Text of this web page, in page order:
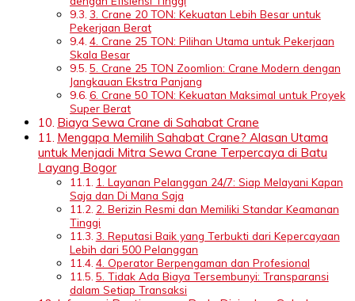
3. Crane 20 TON: Kekuatan Lebih Besar untuk
Pekerjaan Berat
4. Crane 25 TON: Pilihan Utama untuk Pekerjaan
Skala Besar
5. Crane 25 TON Zoomlion: Crane Modern dengan
Jangkauan Ekstra Panjang
6. Crane 50 TON: Kekuatan Maksimal untuk Proyek
Super Berat
Biaya Sewa Crane di Sahabat Crane
Mengapa Memilih Sahabat Crane? Alasan Utama
untuk Menjadi Mitra Sewa Crane Terpercaya di Batu
Layang Bogor
1. Layanan Pelanggan 24/7: Siap Melayani Kapan
Saja dan Di Mana Saja
2. Berizin Resmi dan Memiliki Standar Keamanan
Tinggi
3. Reputasi Baik yang Terbukti dari Kepercayaan
Lebih dari 500 Pelanggan
4. Operator Berpengaman dan Profesional
5. Tidak Ada Biaya Tersembunyi: Transparansi
dalam Setiap Transaksi